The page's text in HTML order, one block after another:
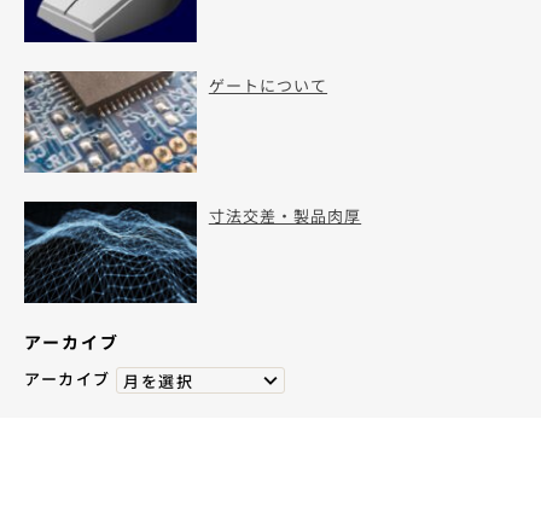
ゲートについて
寸法交差・製品肉厚
アーカイブ
アーカイブ 月を選択